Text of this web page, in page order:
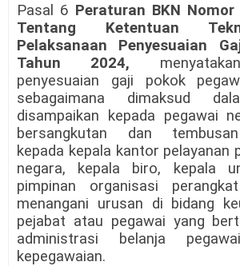
Pasal 6 Peraturan BKN
Tentang Ketentuan
Pelaksanaan Penyesuaian
Tahun 2024,
penyesuaian gaji pokok
sebagaimana dimaksud
disampaikan kepada pegawai
bersangkutan dan
kepada kepala kantor pelayanan
negara, kepala biro, kepala
pimpinan organisasi
menangani urusan di bidang
pejabat atau pegawai yang
administrasi belanja
kepegawaian.